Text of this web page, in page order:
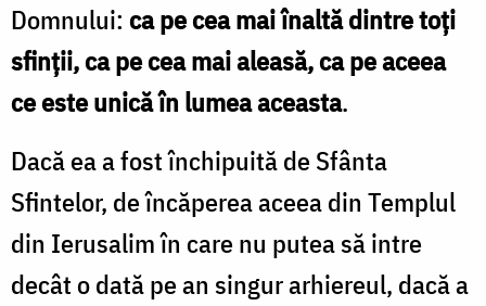
Domnului: ca pe cea mai înaltă dintre toți
sfinții, ca pe cea mai aleasă, ca pe aceea
ce este unică în lumea aceasta.
Dacă ea a fost închipuită de Sfânta
Sfintelor, de încăperea aceea din Templul
din Ierusalim în care nu putea să intre
decât o dată pe an singur arhiereul, dacă a